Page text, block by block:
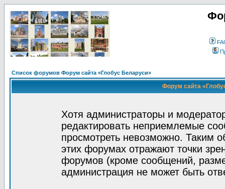
Список форумов Форум сайта «Глобус Беларуси»
Форум сайта
Хотя администраторы и
редактировать неприемлемые
просмотреть невозможно. Таким
этих форумах отражают точки
форумов (кроме сообщений,
администрация не может быть